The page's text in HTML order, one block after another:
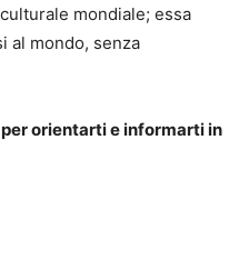
mondiale; essa
al mondo, senza
per orientarti e informarti in